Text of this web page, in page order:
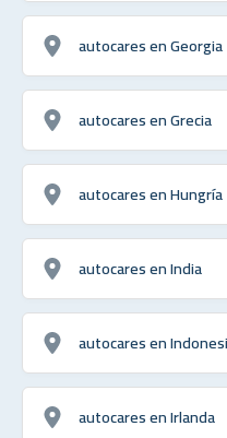
autocares en Georgia
autocares en Grecia
autocares en Hungría
autocares en India
autocares en
autocares en Irlanda